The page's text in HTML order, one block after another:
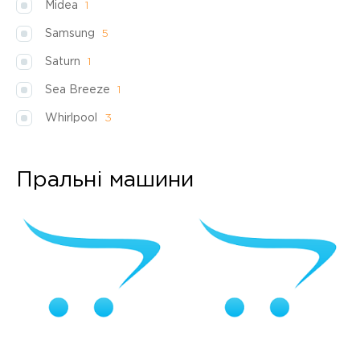
Midea 1
Samsung 5
Saturn 1
Sea Breeze 1
Whirlpool 3
Пральні машини